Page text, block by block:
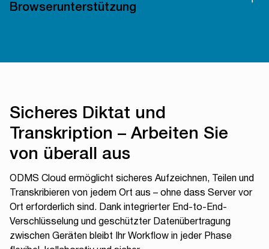
Durchlaufzeiten zu verbessern.
Geräuschunterdrückung, Lautstärkeregelung und
durchführen. Legen Sie Prioritätsstufen fest, um
Browserunterstützung
Safari, sodass ein reibungsloser Zugriff auf Windows- und
Sicheres Diktat und
Transkription – Arbeiten Sie
von überall aus
ODMS Cloud ermöglicht sicheres Aufzeichnen, Teilen und
Transkribieren von jedem Ort aus – ohne dass Server vor
Ort erforderlich sind. Dank integrierter End-to-End-
Verschlüsselung und geschützter Datenübertragung
zwischen Geräten bleibt Ihr Workflow in jeder Phase